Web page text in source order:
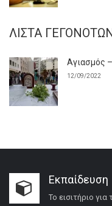
ΛΊΣΤΑ
Αγιασμός
12/09/2022
Εκπαίδευση
Το εισιτήριο για